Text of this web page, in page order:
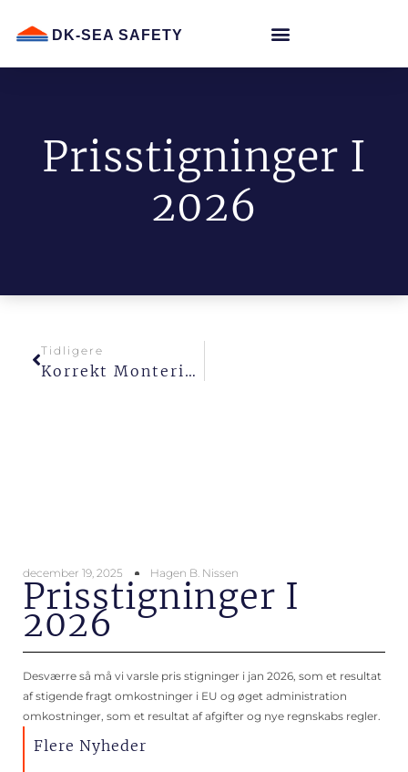
DK-SEA SAFETY
Prisstigninger I
2026
Tidligere
Korrekt Montering Af THANNER
december 19, 2025 Hagen B. Nissen
Prisstigninger I
2026
Desværre så må vi varsle pris stigninger i jan 2026, som et resultat
af stigende fragt omkostninger i EU og øget administration
omkostninger, som et resultat af afgifter og nye regnskabs regler.
Flere Nyheder